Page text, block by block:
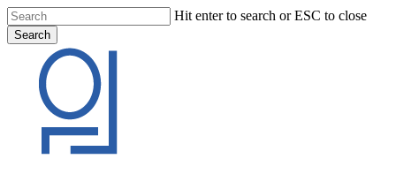
Skip
to
main
content
Hit enter to search or ESC to close
Search
Search